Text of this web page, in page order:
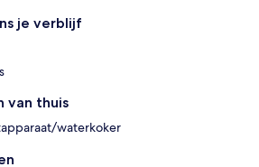
je verblijf
van thuis
waterkoker